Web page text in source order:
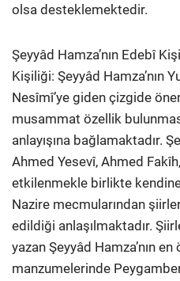
olsa desteklemektedir.
Şeyyâd Hamza’nın Edebî
Kişiliği: Şeyyâd Hamza’nın
Nesîmî’ye giden çizgide
musammat özellik
anlayışına bağlamaktadır.
Ahmed Yesevî, Ahmed
etkilenmekle birlikte
Nazire mecmularından
edildiği anlaşılmaktadır.
yazan Şeyyâd Hamza’nın
manzumelerinde